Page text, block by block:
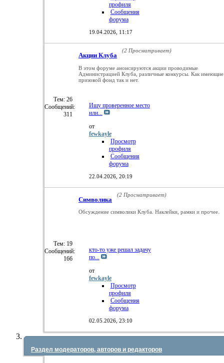
профиля
Сообщения
форума
19.04.2026, 11:17
Акции Клуба
(2 Просматривает)
В этом форуме анонсируются акции проводимые
Администрацией Клуба, различные конкурсы. Как имеющие
призовой фонд так и нет.
Тем: 26
Сообщений:
311
Ищу проверенное место
или...
от
fewkayle
Просмотр
профиля
Сообщения
форума
22.04.2026, 20:19
Символика
(2 Просматривает)
Обсуждение символики Клуба. Наклейки, рамки и прочее.
Тем: 19
Сообщений:
166
кто-то уже решал задачу
по...
от
fewkayle
Просмотр
профиля
Сообщения
форума
02.05.2026, 23:10
Раздел модераторов, авторов и редакторов